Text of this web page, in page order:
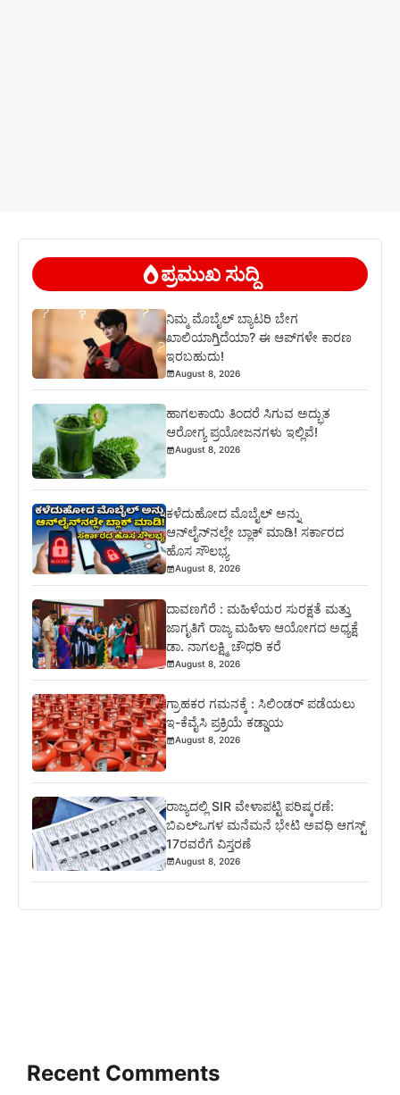
ಪ್ರಮುಖ ಸುದ್ದಿ
ನಿಮ್ಮ ಮೊಬೈಲ್ ಬ್ಯಾಟರಿ ಬೇಗ
ಖಾಲಿಯಾಗ್ತಿದೆಯಾ? ಈ ಆಪ್‌ಗಳೇ ಕಾರಣ
ಇರಬಹುದು!
August 8, 2026
ಹಾಗಲಕಾಯಿ ತಿಂದರೆ ಸಿಗುವ ಅದ್ಭುತ
ಆರೋಗ್ಯ ಪ್ರಯೋಜನಗಳು ಇಲ್ಲಿವೆ!
August 8, 2026
ಕಳೆದುಹೋದ ಮೊಬೈಲ್ ಅನ್ನು
ಆನ್‌ಲೈನ್‌ನಲ್ಲೇ ಬ್ಲಾಕ್ ಮಾಡಿ! ಸರ್ಕಾರದ
ಹೊಸ ಸೌಲಭ್ಯ
August 8, 2026
ದಾವಣಗೆರೆ : ಮಹಿಳೆಯರ ಸುರಕ್ಷತೆ ಮತ್ತು
ಜಾಗೃತಿಗೆ ರಾಜ್ಯ ಮಹಿಳಾ ಆಯೋಗದ ಅಧ್ಯಕ್ಷೆ
ಡಾ. ನಾಗಲಕ್ಷ್ಮಿ ಚೌಧರಿ ಕರೆ
August 8, 2026
ಗ್ರಾಹಕರ ಗಮನಕ್ಕೆ : ಸಿಲಿಂಡರ್ ಪಡೆಯಲು
ಇ-ಕೆವೈಸಿ ಪ್ರಕ್ರಿಯೆ ಕಡ್ಡಾಯ
August 8, 2026
ರಾಜ್ಯದಲ್ಲಿ SIR ವೇಳಾಪಟ್ಟಿ ಪರಿಷ್ಕರಣೆ:
ಬಿಎಲ್‌ಒಗಳ ಮನೆಮನೆ ಭೇಟಿ ಅವಧಿ ಆಗಸ್ಟ್
17ರವರೆಗೆ ವಿಸ್ತರಣೆ
August 8, 2026
Recent Comments